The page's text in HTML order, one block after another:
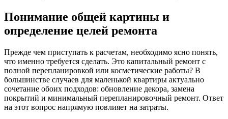
Понимание общей картины и
определение целей ремонта
Прежде чем приступать к расчетам, необходимо ясно понять,
что именно требуется сделать. Это капитальный ремонт с
полной перепланировкой или косметические работы? В
большинстве случаев для маленькой квартиры актуально
сочетание обоих подходов: обновление декора, замена
покрытий и минимальный перепланировочный ремонт. Ответ
на этот вопрос напрямую повлияет на затраты.